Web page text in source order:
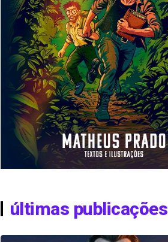
últimas publicações